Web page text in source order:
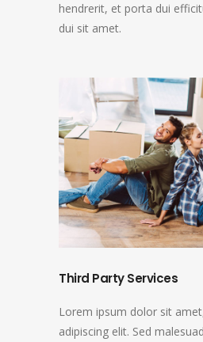
hendrerit, et porta dui
dui sit amet.
Third Party Services
Lorem ipsum dolor sit
adipiscing elit. Sed